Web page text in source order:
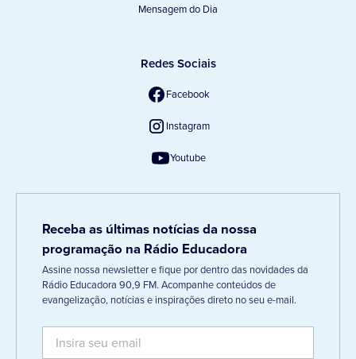
Mensagem do Dia
Redes Sociais
Facebook
Instagram
Youtube
Receba as últimas notícias da nossa
programação na Rádio Educadora
Assine nossa newsletter e fique por dentro das novidades da
Rádio Educadora 90,9 FM. Acompanhe conteúdos de
evangelização, notícias e inspirações direto no seu e-mail.